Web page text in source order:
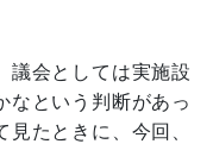
会としては実施設
なという判断があっ
たときに、今回、